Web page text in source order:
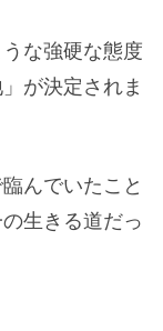
な強硬な態度
が決定されま
んでいたこと
生きる道だっ